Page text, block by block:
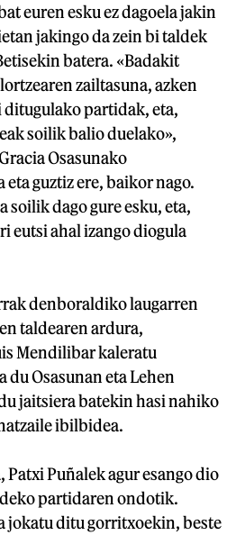
euren esku ez dagoela jakin
jakingo da zein bi taldek
batera. «Badakit
zailtasuna, azken
partidak, eta,
soilik balio duelako»,
Osasunako
guztiz ere, baikor nago.
soilik dago gure esku, eta,
eutsi ahal izango diogula
denboraldiko laugarren
taldearen ardura,
Mendilibar kaleratu
du Osasunan eta Lehen
jaitsiera batekin hasi nahiko
ibilbidea.
Puñalek agur esango dio
partidaren ondotik.
jokatu ditu gorritxoekin, beste